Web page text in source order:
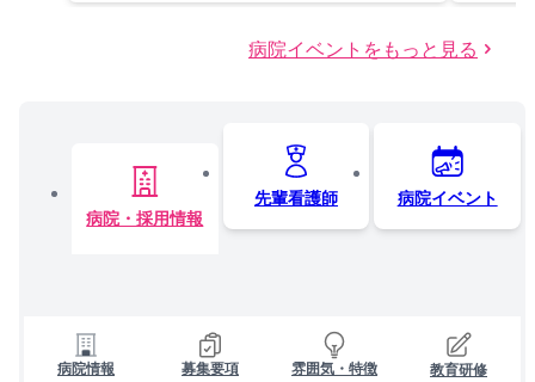
病院イベントをもっと見る
病院・採用情報
先輩看護師 病院イベント
病院情報 募集要項 雰囲気・特徴 教育研修